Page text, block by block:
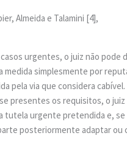
Almeida e Talamini [4],
urgentes, o juiz não pode
medida simplesmente por
pela via que considera cabível.
presentes os requisitos, o juiz
tutela urgente pretendida e, se
posteriormente adaptar ou